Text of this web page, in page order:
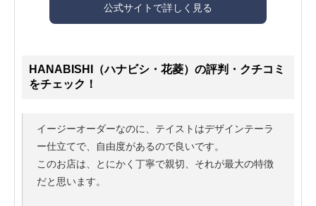
公式サイトで詳しく見る
HANABISHI（ハナビシ・花菱）の評判・クチコミ
をチェック！
イージーオーダーなのに、テイストはデザインテーラ
ー仕立てで、自由度があるので良いです。
このお店は、とにかく丁寧で親切、それが最大の特徴
だと思います。